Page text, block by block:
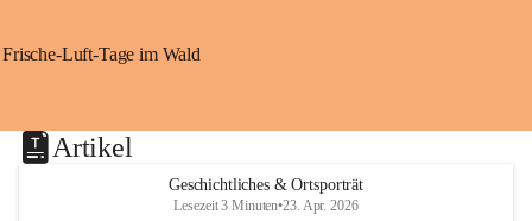
Frische-Luft-Tage im Wald
Artikel
Geschichtliches & Ortsporträt
Lesezeit 3 Minuten•23. Apr. 2026